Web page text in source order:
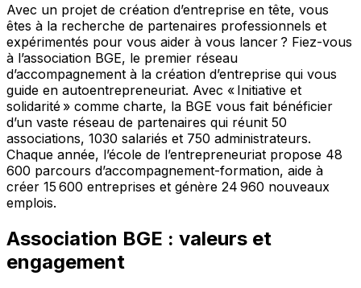
Avec un projet de création d’entreprise en tête, vous
êtes à la recherche de partenaires professionnels et
expérimentés pour vous aider à vous lancer ? Fiez-vous
à l’association BGE, le premier réseau
d’accompagnement à la création d’entreprise qui vous
guide en autoentrepreneuriat. Avec « Initiative et
solidarité » comme charte, la BGE vous fait bénéficier
d’un vaste réseau de partenaires qui réunit 50
associations, 1030 salariés et 750 administrateurs.
Chaque année, l’école de l’entrepreneuriat propose 48
600 parcours d’accompagnement-formation, aide à
créer 15 600 entreprises et génère 24 960 nouveaux
emplois.
Association BGE : valeurs et
engagement